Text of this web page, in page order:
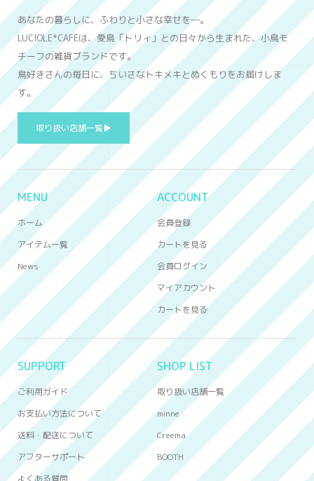
あなたの暮らしに、ふわりと小さな幸せを─。
LUCIOLE*CAFEは、愛鳥「トリィ」との日々から生まれた、小鳥モ
チーフの雑貨ブランドです。
鳥好きさんの毎日に、ちいさなトキメキとぬくもりをお届けしま
す。
取り扱い店舗一覧▶
MENU
ホーム
アイテム一覧
News
ACCOUNT
会員登録
カートを見る
会員ログイン
マイアカウント
カートを見る
SUPPORT
ご利用ガイド
お支払い方法について
送料・配送について
アフターサポート
SHOP LIST
取り扱い店舗一覧
minne
Creema
BOOTH